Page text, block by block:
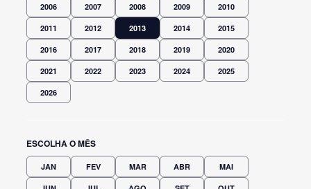
2006 2007 2008 2009 2010
2011 2012 2013 2014 2015
2016 2017 2018 2019 2020
2021 2022 2023 2024 2025
2026
ESCOLHA O MÊS
JAN FEV MAR ABR MAI